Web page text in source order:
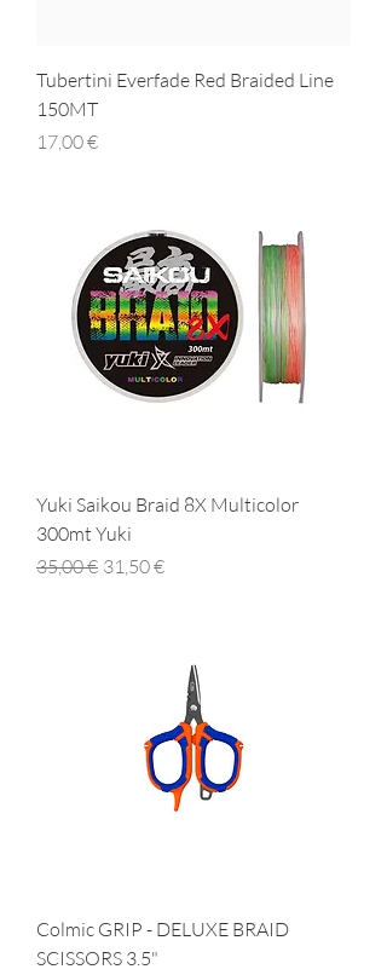
Tubertini Everfade Red Braided Line
150MT
Prezzo
17,00 €
Yuki Saikou Braid 8X Multicolor
300mt Yuki
Prezzo regolare
35,00 € Prezzo scontato
31,50 €
Colmic GRIP - DELUXE BRAID
SCISSORS 3.5"